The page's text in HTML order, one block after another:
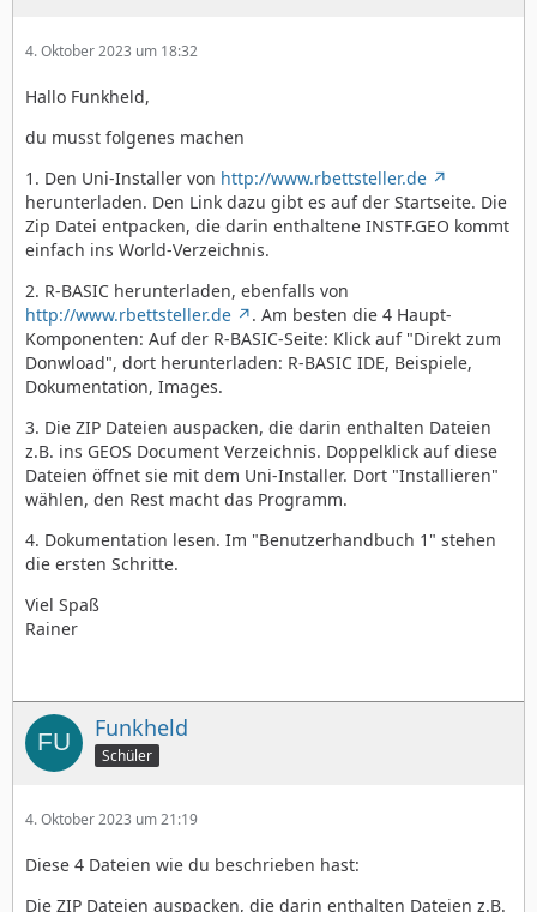
4. Oktober 2023 um 18:32
Hallo Funkheld,
du musst folgenes machen
1. Den Uni-Installer von http://www.rbettsteller.de
herunterladen. Den Link dazu gibt es auf der Startseite. Die
Zip Datei entpacken, die darin enthaltene INSTF.GEO kommt
einfach ins World-Verzeichnis.
2. R-BASIC herunterladen, ebenfalls von
http://www.rbettsteller.de
. Am besten die 4 Haupt-
Komponenten: Auf der R-BASIC-Seite: Klick auf "Direkt zum
Donwload", dort herunterladen: R-BASIC IDE, Beispiele,
Dokumentation, Images.
3. Die ZIP Dateien auspacken, die darin enthalten Dateien
z.B. ins GEOS Document Verzeichnis. Doppelklick auf diese
Dateien öffnet sie mit dem Uni-Installer. Dort "Installieren"
wählen, den Rest macht das Programm.
4. Dokumentation lesen. Im "Benutzerhandbuch 1" stehen
die ersten Schritte.
Viel Spaß
Rainer
Funkheld
Schüler
4. Oktober 2023 um 21:19
Diese 4 Dateien wie du beschrieben hast:
Die ZIP Dateien auspacken, die darin enthalten Dateien z.B.